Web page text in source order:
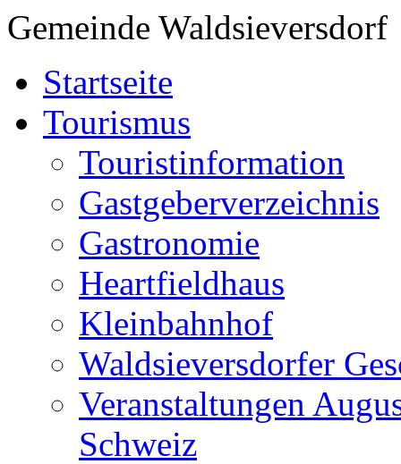
Gemeinde Waldsieversdorf
Startseite
Tourismus
Touristinformation
Gastgeberverzeichnis
Gastronomie
Heartfieldhaus
Kleinbahnhof
Waldsieversdorfer
Veranstaltungen
Schweiz